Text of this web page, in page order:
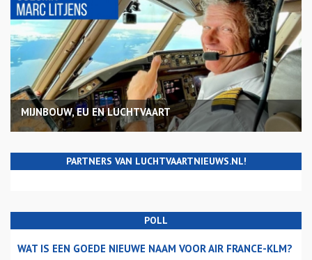
MIJNBOUW, EU EN LUCHTVAART
PARTNERS VAN LUCHTVAARTNIEUWS.NL!
POLL
WAT IS EEN GOEDE NIEUWE NAAM VOOR AIR FRANCE-KLM?